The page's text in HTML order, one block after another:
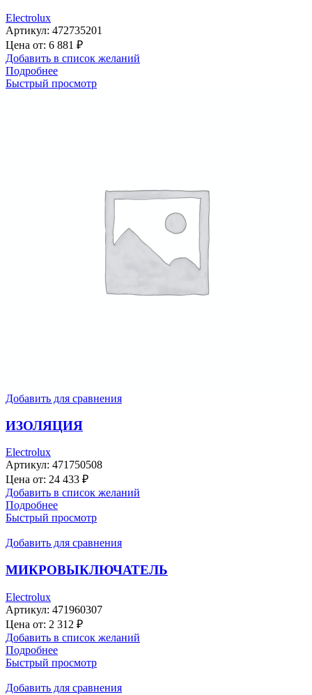
Electrolux
Артикул: 472735201
Цена от: 6 881 ₽
Добавить в список желаний
Подробнее
Быстрый просмотр
Добавить для сравнения
ИЗОЛЯЦИЯ
Electrolux
Артикул: 471750508
Цена от: 24 433 ₽
Добавить в список желаний
Подробнее
Быстрый просмотр
Добавить для сравнения
МИКРОВЫКЛЮЧАТЕЛЬ
Electrolux
Артикул: 471960307
Цена от: 2 312 ₽
Добавить в список желаний
Подробнее
Быстрый просмотр
Добавить для сравнения